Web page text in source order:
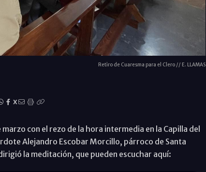
Retiro de Cuaresma para el Clero // E. LLAMAS
X
con el rezo de la hora intermedia en la Capilla del
Alejandro Escobar Morcillo, párroco de Santa
la meditación, que pueden escuchar aquí: